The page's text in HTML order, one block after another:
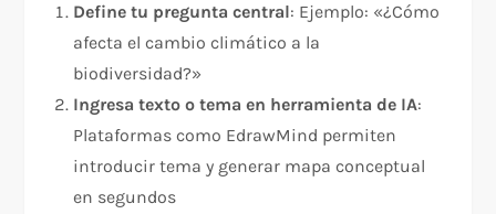
Define tu pregunta central: Ejemplo: «¿Cómo
afecta el cambio climático a la
biodiversidad?»
Ingresa texto o tema en herramienta de IA:
Plataformas como EdrawMind permiten
introducir tema y generar mapa conceptual
en segundos